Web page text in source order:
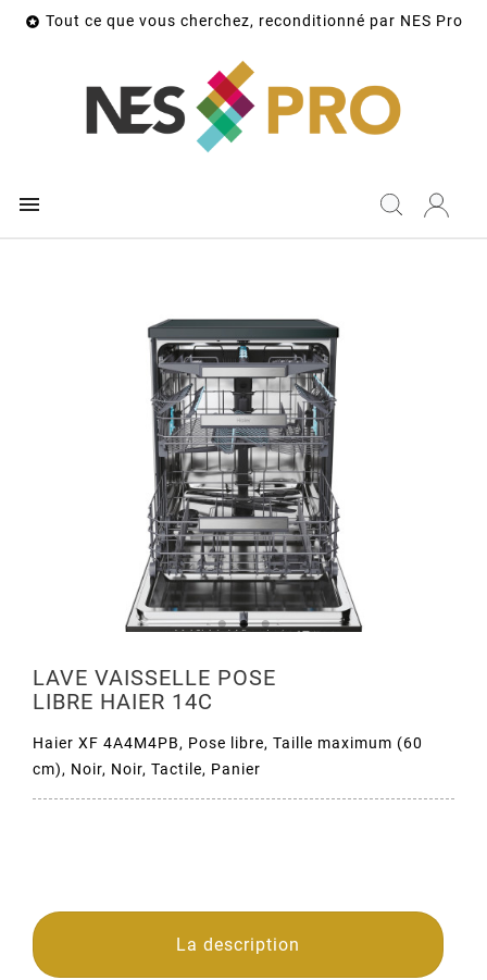
 Tout ce que vous cherchez, reconditionné par NES Pro

LAVE VAISSELLE POSE
LIBRE HAIER 14C
Haier XF 4A4M4PB, Pose libre, Taille maximum (60
cm), Noir, Noir, Tactile, Panier
La description